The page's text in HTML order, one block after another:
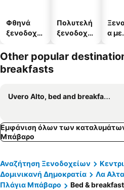
Φθηνά
ξενοδοχεί
Πολυτελή
ξενοδοχεί
α με
Other popular
breakfasts
Uvero Alto, bed and breakfasts
Εμφάνιση όλων των
Μπάβαρο
Αναζήτηση Ξενοδοχείων
Δομινικανή Δημοκρατία
Λα
Πλάγια Μπάβαρο
Bed &